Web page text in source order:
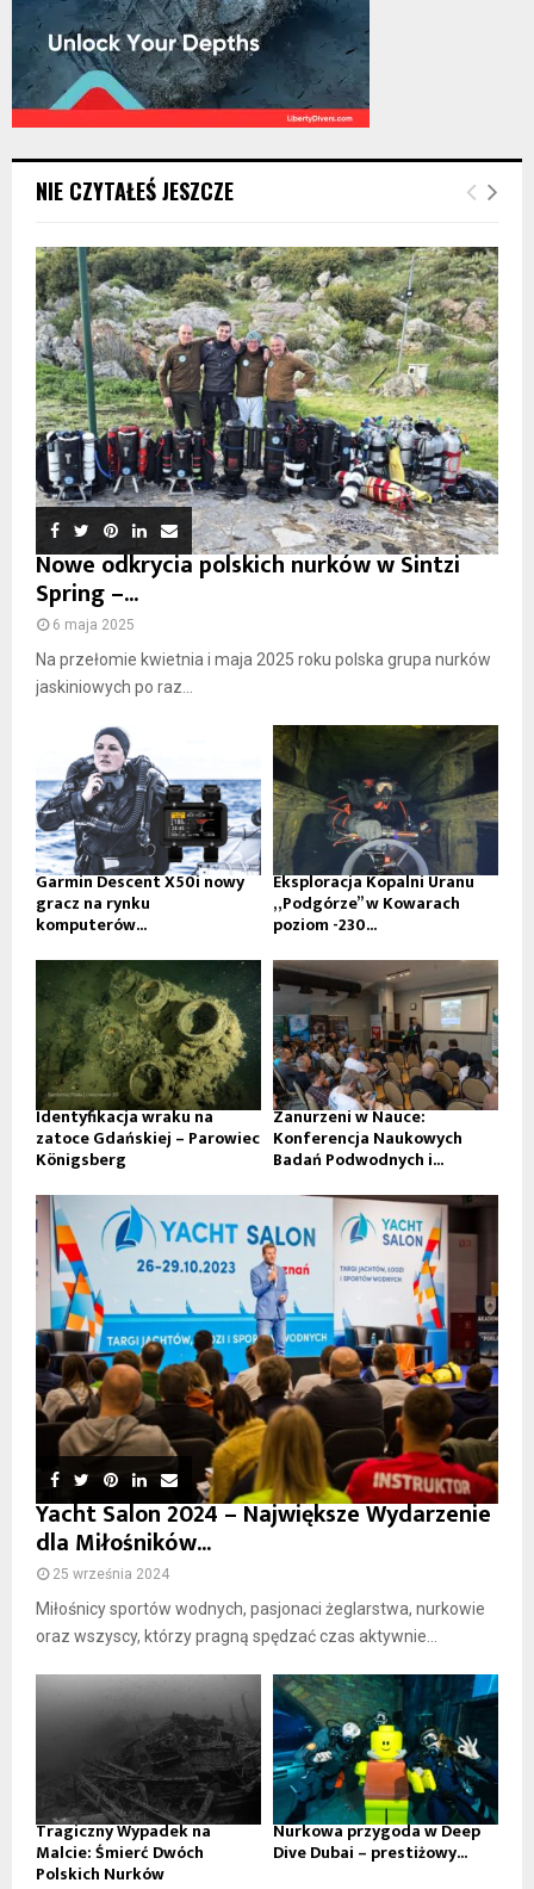
NIE CZYTAŁEŚ JESZCZE
Nowe odkrycia polskich nurków w Sintzi
Spring –...
6 maja 2025
Na przełomie kwietnia i maja 2025 roku polska grupa nurków
jaskiniowych po raz...
Garmin Descent X50i nowy
gracz na rynku
komputerów...
Eksploracja Kopalni Uranu
„Podgórze” w Kowarach
poziom -230...
Identyfikacja wraku na
zatoce Gdańskiej – Parowiec
Königsberg
Zanurzeni w Nauce:
Konferencja Naukowych
Badań Podwodnych i...
Yacht Salon 2024 – Największe Wydarzenie
dla Miłośników...
25 września 2024
Miłośnicy sportów wodnych, pasjonaci żeglarstwa, nurkowie
oraz wszyscy, którzy pragną spędzać czas aktywnie...
Tragiczny Wypadek na
Malcie: Śmierć Dwóch
Polskich Nurków
Nurkowa przygoda w Deep
Dive Dubai – prestiżowy...